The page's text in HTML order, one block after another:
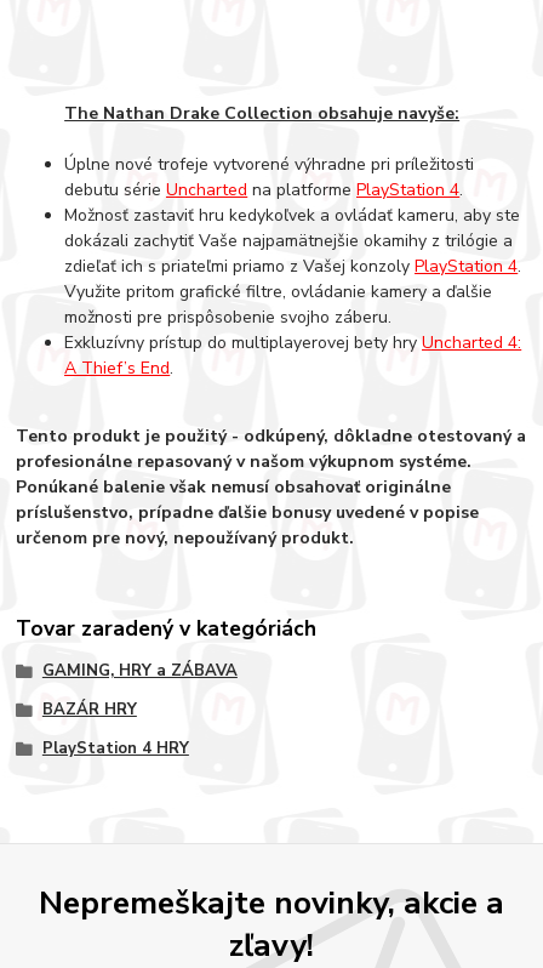
The Nathan Drake Collection obsahuje navyše:
Úplne nové trofeje vytvorené výhradne pri príležitosti
debutu sérieUncharted na platformePlayStation 4.
Možnosť zastaviť hru kedykoľvek a ovládať kameru, aby ste
dokázali zachytiť Vaše najpamätnejšie okamihy z trilógie a
zdieľať ich s priateľmi priamo z Vašej konzolyPlayStation 4.
Využite pritom grafické filtre, ovládanie kamery a ďalšie
možnosti pre prispôsobenie svojho záberu.
Exkluzívny prístup do multiplayerovej bety hryUncharted 4:
A Thief’s End.
Tento produkt je použitý - odkúpený, dôkladne otestovaný a
profesionálne repasovaný v našom výkupnom systéme.
Ponúkané balenie však nemusí obsahovať originálne
príslušenstvo, prípadne ďalšie bonusy uvedené v popise
určenom pre nový, nepoužívaný produkt.
Tovar zaradený v kategóriách
GAMING, HRY a ZÁBAVA
BAZÁR HRY
PlayStation 4 HRY
Nepremeškajte novinky, akcie a
zľavy!